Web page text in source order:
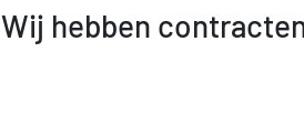
Wij hebben